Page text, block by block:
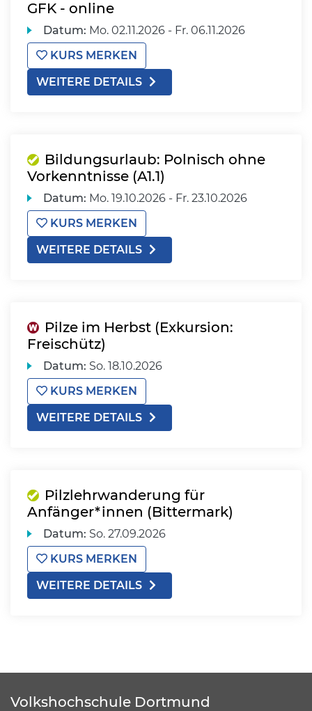
GFK - online
Datum: Mo. 02.11.2026 - Fr. 06.11.2026
KURS MERKEN
WEITERE DETAILS
Bildungsurlaub: Polnisch ohne
Vorkenntnisse (A1.1)
Datum: Mo. 19.10.2026 - Fr. 23.10.2026
KURS MERKEN
WEITERE DETAILS
Pilze im Herbst (Exkursion:
Freischütz)
Datum: So. 18.10.2026
KURS MERKEN
WEITERE DETAILS
Pilzlehrwanderung für
Anfänger*innen (Bittermark)
Datum: So. 27.09.2026
KURS MERKEN
WEITERE DETAILS
Volkshochschule Dortmund